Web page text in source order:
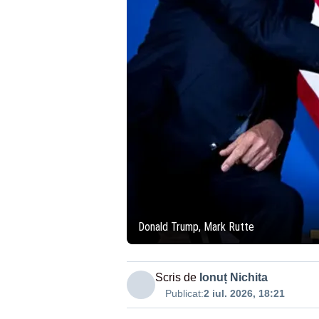
Donald Trump, Mark Rutte
Scris de Ionuț Nichita
Publicat:2 iul. 2026, 18:21